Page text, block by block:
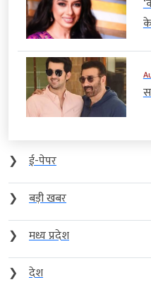
❯
ई-पेपर
❯
बड़ी खबर
❯
मध्य प्रदेश
❯
देश